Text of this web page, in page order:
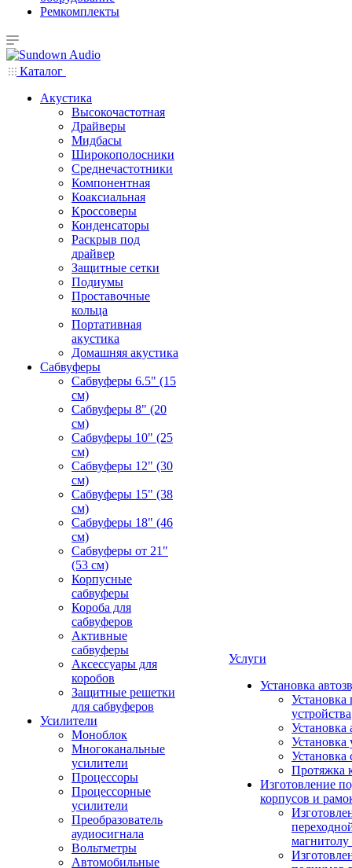
Ремкомплекты
Каталог
Акустика
Высокочастотная
Драйверы
Мидбасы
Широкополосники
Среднечастотники
Компонентная
Коаксиальная
Кроссоверы
Конденсаторы
Раскрыв под
драйвер
Защитные сетки
Подиумы
Проставочные
кольца
Портативная
акустика
Домашняя акустика
Сабвуферы
Сабвуферы 6.5" (15
см)
Сабвуферы 8" (20
см)
Сабвуферы 10" (25
см)
Сабвуферы 12" (30
см)
Сабвуферы 15" (38
см)
Сабвуферы 18" (46
см)
Сабвуферы от 21"
(53 см)
Корпусные
сабвуферы
Короба для
сабвуферов
Активные
сабвуферы
Аксессуары для
коробов
Защитные решетки
для сабвуферов
Усилители
Моноблок
Многоканальные
усилители
Процессоры
Процессорные
усилители
Преобразователь
аудиосигнала
Вольтметры
Автомобильные
Услуги
Установка
Установка
устройства
Установка
Установка
Установка
Протяжка
Изготовление
корпусов и